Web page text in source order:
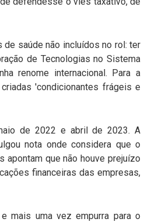
saúde não incluídos no rol: ter
de Tecnologias no Sistema
renome internacional. Para a
'condicionantes frágeis e
de 2022 e abril de 2023. A
nota onde considera que o
que não houve prejuízo
financeiras das empresas,
mais uma vez empurra para o